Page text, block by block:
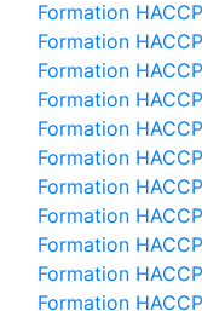
Formation
Formation
Formation
Formation
Formation
Formation
Formation
Formation
Formation
Formation
Formation